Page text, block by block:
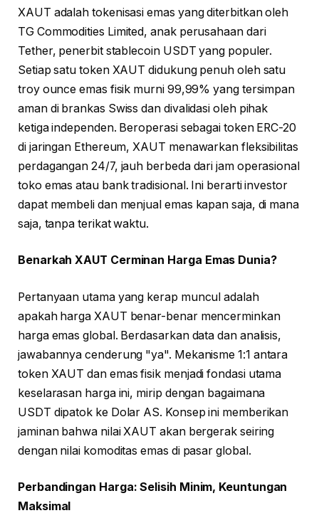
XAUT adalah tokenisasi emas yang diterbitkan oleh
TG Commodities Limited, anak perusahaan dari
Tether, penerbit stablecoin USDT yang populer.
Setiap satu token XAUT didukung penuh oleh satu
troy ounce emas fisik murni 99,99% yang tersimpan
aman di brankas Swiss dan divalidasi oleh pihak
ketiga independen. Beroperasi sebagai token ERC-20
di jaringan Ethereum, XAUT menawarkan fleksibilitas
perdagangan 24/7, jauh berbeda dari jam operasional
toko emas atau bank tradisional. Ini berarti investor
dapat membeli dan menjual emas kapan saja, di mana
saja, tanpa terikat waktu.
Benarkah XAUT Cerminan Harga Emas Dunia?
Pertanyaan utama yang kerap muncul adalah
apakah harga XAUT benar-benar mencerminkan
harga emas global. Berdasarkan data dan analisis,
jawabannya cenderung "ya". Mekanisme 1:1 antara
token XAUT dan emas fisik menjadi fondasi utama
keselarasan harga ini, mirip dengan bagaimana
USDT dipatok ke Dolar AS. Konsep ini memberikan
jaminan bahwa nilai XAUT akan bergerak seiring
dengan nilai komoditas emas di pasar global.
Perbandingan Harga: Selisih Minim, Keuntungan
Maksimal